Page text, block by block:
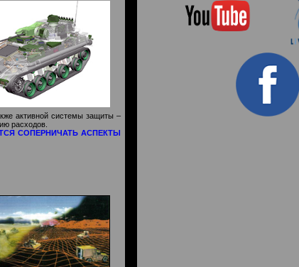
активной системы защиты –
расходов.
СОПЕРНИЧАТЬ АСПЕКТЫ